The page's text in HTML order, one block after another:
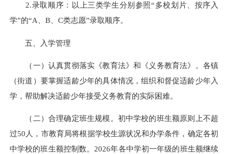
2.录取顺序：以上三类学生分别参照“多校划片、按序入
学”的“A、B、C类志愿”录取顺序。
五、入学管理
（一）认真贯彻落实 《教育法》和 《义务教育法》
。各镇
（街道）要掌握适龄少年的具体情况，组织和督促适龄少年入
学，帮助解决适龄少年接受义务教育的实际困难。
（二）合理确定班生规模。初中学校的班生额原则上不超
过50人，市教育局将根据学校生源状况和办学条件，确定各初
中学校的班生额控制数。2026年各中学初一年级的班生额继续